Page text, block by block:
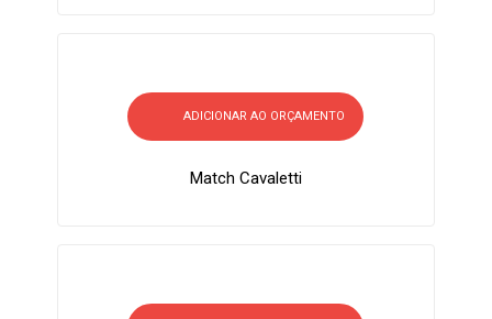
ADICIONAR AO ORÇAMENTO
Match Cavaletti